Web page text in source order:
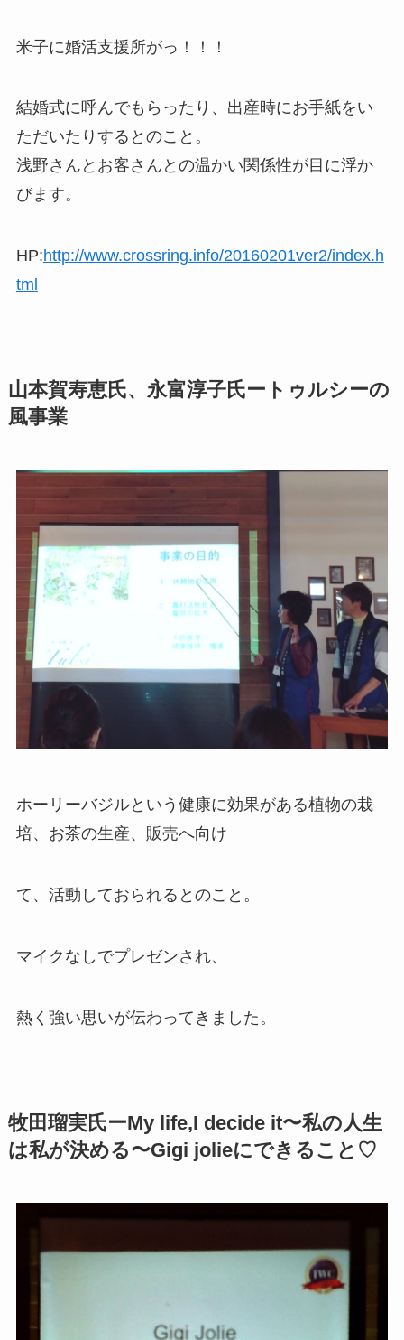
米子に婚活支援所がっ！！！
結婚式に呼んでもらったり、出産時にお手紙をい
ただいたりするとのこと。
浅野さんとお客さんとの温かい関係性が目に浮か
びます。
HP:http://www.crossring.info/20160201ver2/index.h
tml
山本賀寿恵氏、永富淳子氏ートゥルシーの
風事業
ホーリーバジルという健康に効果がある植物の栽
培、お茶の生産、販売へ向け
て、活動しておられるとのこと。
マイクなしでプレゼンされ、
熱く強い思いが伝わってきました。
牧田瑠実氏ーMy life,I decide it〜私の人生
は私が決める〜Gigi jolieにできること♡